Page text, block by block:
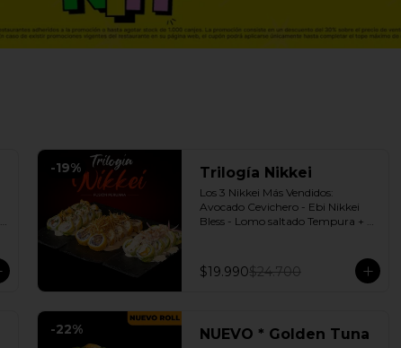
-19% Trilogía Nikkei
Los 3 Nikkei Más Vendidos:
Avocado Cevichero - Ebi Nikkei
Bless - Lomo saltado Tempura + 3
$19.990$24.700
-22%
NUEVO * Golden Tuna